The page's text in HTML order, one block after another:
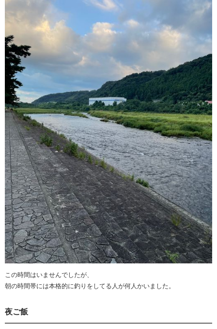
この時間はいませんでしたが、
朝の時間帯には本格的に釣りをしてる人が何人かいました。
夜ご飯